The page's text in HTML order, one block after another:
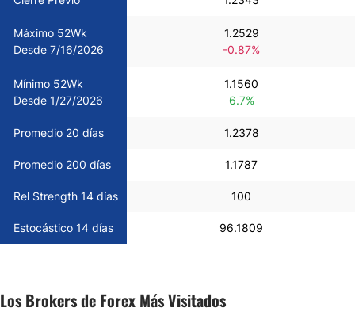
Todas las Divisas
Materias Primas
Indices
Máximo 52Wk
Desde 7/16/2026
1.2529
-0.87%
Mínimo 52Wk
Desde 1/27/2026
1.1560
6.7%
Promedio 20 días 1.2378
Promedio 200 días 1.1787
Rel Strength 14 días 100
Estocástico 14 días 96.1809
Los Brokers de Forex Más Visitados